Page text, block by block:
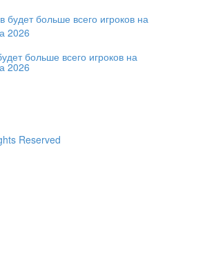
больше всего игроков на
2026
Reserved